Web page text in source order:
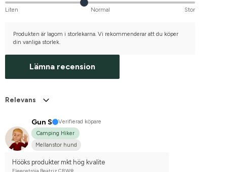
Liten Normal Stor
Produkten är lagom i storlekarna. Vi rekommenderar att du köper
din vanliga storlek.
Lämna recension
Relevans
Gun S
Verifierad köpare
Camping Hiker
Mellanstor hund
Hööks produkter mkt hög kvalite